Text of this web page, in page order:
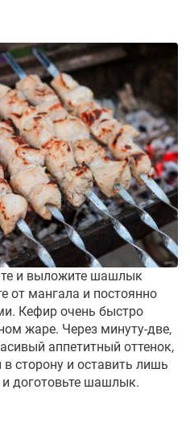
и выложите шашлык
от мангала и постоянно
Кефир очень быстро
жаре. Через минуту-две,
аппетитный оттенок,
сторону и оставить лишь
доготовьте шашлык.